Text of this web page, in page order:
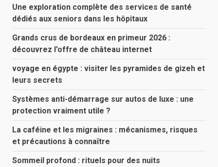
Une exploration complète des services de santé
dédiés aux seniors dans les hôpitaux
Grands crus de bordeaux en primeur 2026 :
découvrez l’offre de château internet
voyage en égypte : visiter les pyramides de gizeh et
leurs secrets
Systèmes anti-démarrage sur autos de luxe : une
protection vraiment utile ?
La caféine et les migraines : mécanismes, risques
et précautions à connaître
Sommeil profond : rituels pour des nuits